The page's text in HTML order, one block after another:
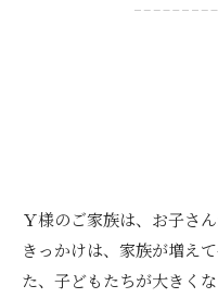
Ｙ様のご家族は、お子さ
きっかけは、家族が増え
た、子どもたちが大きく